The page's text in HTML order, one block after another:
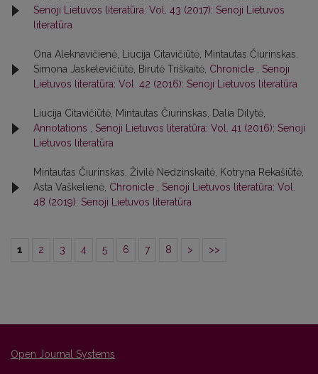
Senoji Lietuvos literatūra: Vol. 43 (2017): Senoji Lietuvos
literatūra
Ona Aleknavičienė, Liucija Citavičiūtė, Mintautas Čiurinskas,
Simona Jaskelevičiūtė, Birutė Triškaitė, Chronicle , Senoji
Lietuvos literatūra: Vol. 42 (2016): Senoji Lietuvos literatūra
Liucija Citavičiūtė, Mintautas Čiurinskas, Dalia Dilytė,
Annotations , Senoji Lietuvos literatūra: Vol. 41 (2016): Senoji
Lietuvos literatūra
Mintautas Čiurinskas, Živilė Nedzinskaitė, Kotryna Rekašiūtė,
Asta Vaškelienė, Chronicle , Senoji Lietuvos literatūra: Vol.
48 (2019): Senoji Lietuvos literatūra
1 2 3 4 5 6 7 8 > >>
Open Journal Systems